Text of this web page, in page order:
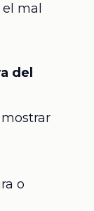
mal
del
o